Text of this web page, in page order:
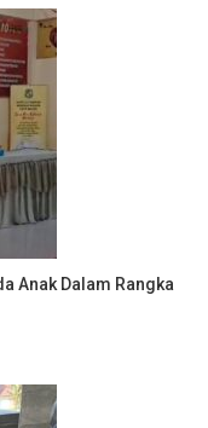
Anak Dalam Rangka